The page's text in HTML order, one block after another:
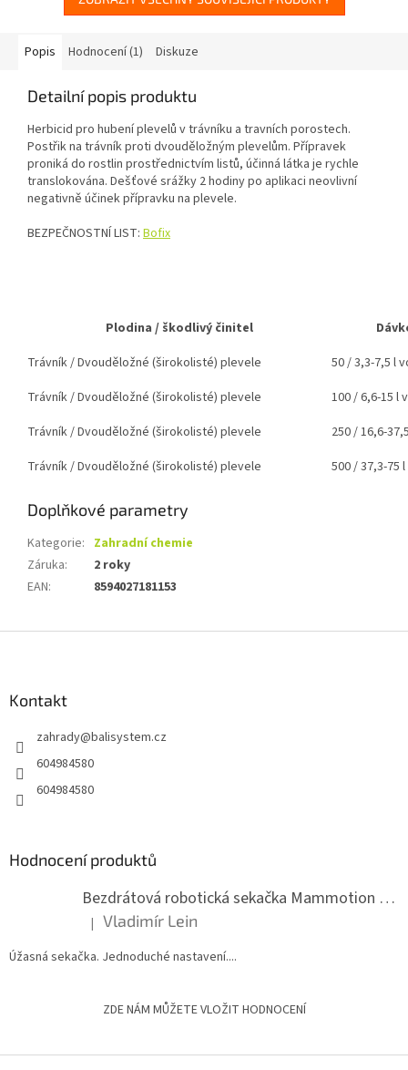
Popis Hodnocení (1) Diskuze
Detailní popis produktu
Herbicid pro hubení plevelů v trávníku a travních porostech.
Postřik na trávník proti dvouděložným plevelům. Přípravek
proniká do rostlin prostřednictvím listů, účinná látka je rychle
translokována. Dešťové srážky 2 hodiny po aplikaci neovlivní
negativně účinek přípravku na plevele.
BEZPEČNOSTNÍ LIST: Bofix
Plodina / škodlivý činitel
Trávník / Dvouděložné (širokolisté) plevele
50 / 3,3-7,5 l
Trávník / Dvouděložné (širokolisté) plevele
100 / 6,6-15 l
Trávník / Dvouděložné (širokolisté) plevele
250 / 16,6-
Trávník / Dvouděložné (širokolisté) plevele
500 / 37,3-75
Doplňkové parametry
Kategorie: Zahradní chemie
Záruka:
2 roky
EAN: 8594027181153
Kontakt
zahrady@balisystem.cz
604984580
604984580
Hodnocení produktů
Bezdrátová robotická sekačka Mammotion LUBA mini 2 1500
Hodnocení produktu je 5 z 5 hvězdiček.
| Vladimír Lein
Úžasná sekačka. Jednoduché nastavení....
ZDE NÁM MŮŽETE VLOŽIT HODNOCENÍ